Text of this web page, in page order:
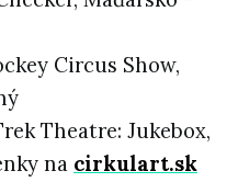
Circus Show,
Theatre: Jukebox,
na cirkulart.sk